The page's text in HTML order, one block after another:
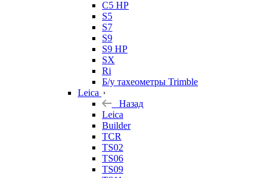
C5 HP
S5
S7
S9
S9 HP
SX
Ri
Б/у тахеометры Trimble
Leica
Назад
Leica
Builder
TCR
TS02
TS06
TS09